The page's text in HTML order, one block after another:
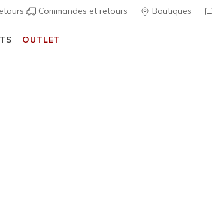
Commandes et retours Boutiques
OUTLET